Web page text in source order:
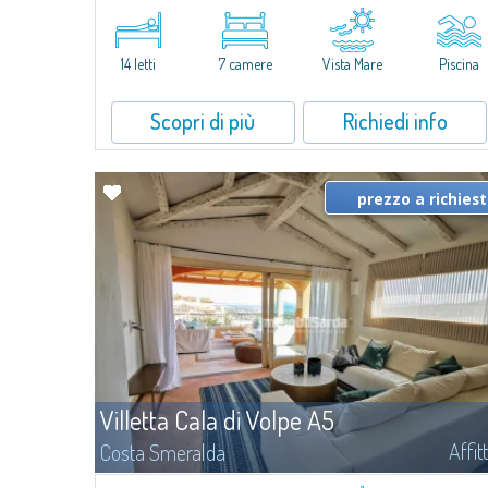
Nell'esclusiva e pittoresca località di Porto Rafael, sorge Villa Hugo,
una delle più ampie ville di Porto Rafael, affascinante proprietà
caratterizzata da un'invidiabile posizione panoramica...
14 letti 7 camere Vista Mare Piscina
Scopri di più Richiedi info
Villetta Cala di Volpe A5
Costa Smeralda
prezzo a